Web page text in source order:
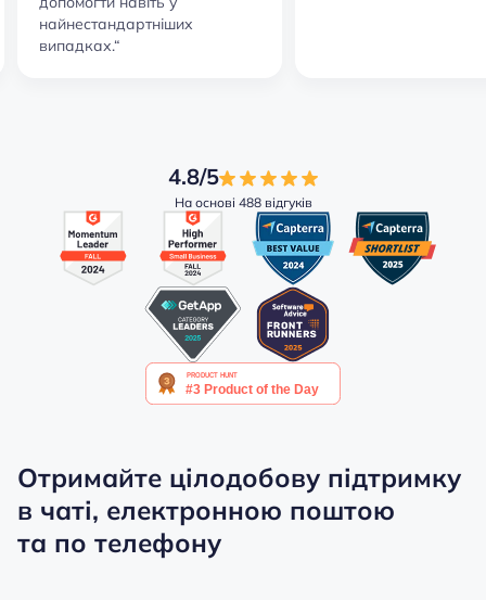
найнестандартніших
випадках.“
4.8/5
На основі 488 відгуків
Отримайте цілодобову підтримку
в чаті, електронною поштою
та по телефону